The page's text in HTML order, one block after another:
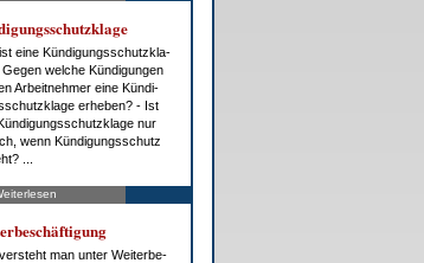
ei­ne Kün­di­gungs­schutz­kla­
wel­che Kün­di­gun­gen
Ar­beit­neh­mer ei­ne Kün­di­
er­he­ben? - Ist
nur
wenn Kün­di­gungs­schutz
...
man un­ter Wei­ter­be­